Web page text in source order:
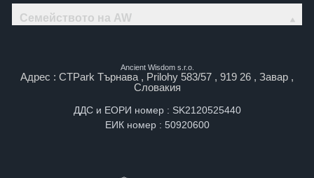
Семейството на AW
Ancient Wisdom s.r.o.
Адрес : CTPark Търнава , Prilohy 583/57 , 919 26 , Завар ,
Словакия
ДДС и ЕОРИ номер : SK2120525440
ЕИК номер : 50920600